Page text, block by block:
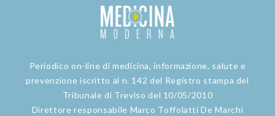
Periodico on-line di medicina, informazione, salute e
prevenzione iscritto al n. 142 del Registro stampa del
Tribunale di Treviso del 10/05/2010
Direttore responsabile Marco Toffolatti De Marchi